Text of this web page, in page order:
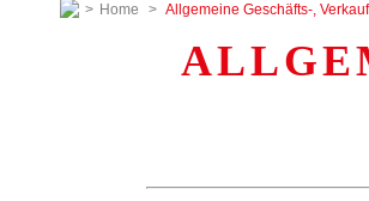
> Home > Allgemeine Geschäfts-,